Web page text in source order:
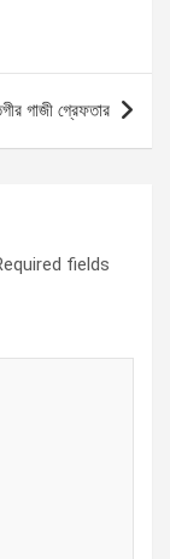
গাজী গ্রেফতার
fields